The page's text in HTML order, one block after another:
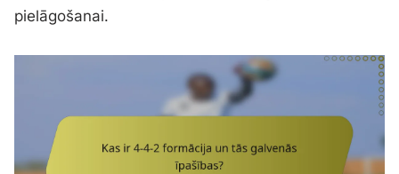
pielāgošanai.